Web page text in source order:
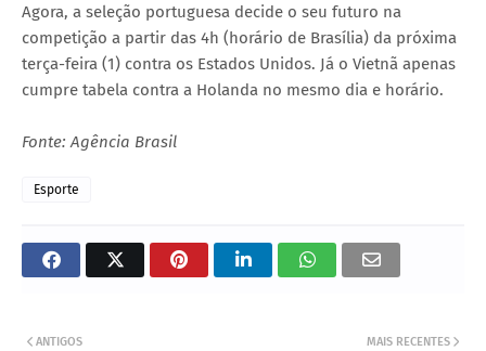
Agora, a seleção portuguesa decide o seu futuro na
competição a partir das 4h (horário de Brasília) da próxima
terça-feira (1) contra os Estados Unidos. Já o Vietnã apenas
cumpre tabela contra a Holanda no mesmo dia e horário.
Fonte: Agência Brasil
Esporte
MAIS RECENTES
ANTIGOS